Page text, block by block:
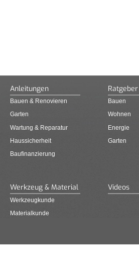
Anleitungen
Bauen & Renovieren
Garten
Wartung & Reparatur
Haussicherheit
Baufinanzierung
Ratgeber
Bauen
Wohnen
Energie
Garten
Werkzeug & Material
Werkzeugkunde
Materialkunde
Videos